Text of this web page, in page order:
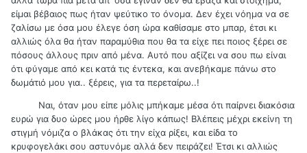
είμαι βέβαιος πως ήταν ψεύτικο το όνομα. Δεν έχει νόημα να σε
ζαλίσω με όσα μου έλεγε όση ώρα καθίσαμε στο μπαρ, έτσι κι
αλλιώς όλα θα ήταν παραμύθια που θα τα είχε πει ποιος ξέρει σε
πόσους άλλους πριν από μένα. Αυτό που αξίζει να σου πω είναι
ότι φύγαμε από κει κατά τις έντεκα, και ανεβήκαμε πάνω στο
δωμάτιό μου για.. ξέρεις, για τα περεταίρω..!
Ναι, όταν μου είπε μόλις μπήκαμε μέσα ότι παίρνει διακόσια
ευρώ για δυο ώρες μου ήρθε λίγο κάπως! Βλέπεις μέχρι εκείνη τη
στιγμή νόμιζα ο βλάκας ότι την είχα ρίξει, και είδα το
κρυφογελάκι σου αστυνόμε αλλά δεν πειράζει! Έτσι κι αλλιώς